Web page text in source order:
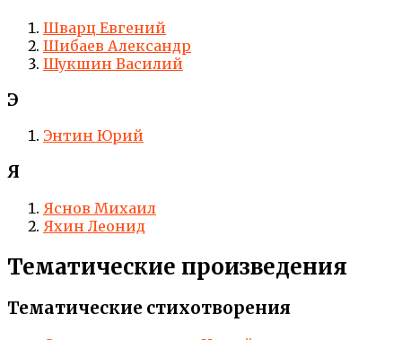
Шварц Евгений
Шибаев Александр
Шукшин Василий
Э
Энтин Юрий
Я
Яснов Михаил
Яхин Леонид
Тематические произведения
Тематические стихотворения